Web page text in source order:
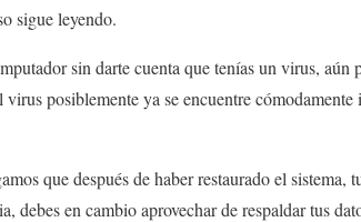
sigue leyendo.
sin darte cuenta que tenías un virus, aún
virus posiblemente ya se encuentre
que después de haber restaurado el sistema,
debes en cambio aprovechar de respaldar tus